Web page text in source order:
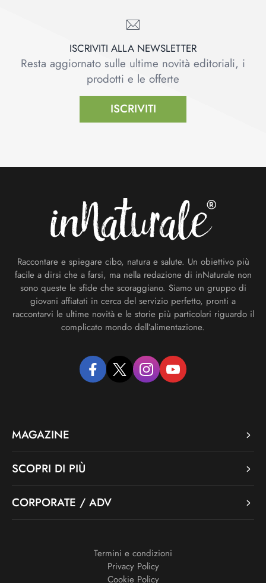
ISCRIVITI ALLA NEWSLETTER
Resta aggiornato sulle ultime novità editoriali, i
prodotti e le offerte
ISCRIVITI
Raccontare e spiegare cibo, natura e salute. Un obiettivo più
facile a dirsi che a farsi, ma nella redazione di inNaturale non
sono queste le sfide che scoraggiano. Siamo un gruppo di
giovani affiatati in cerca del servizio perfetto, pronti a
raccontarvi le ultime novità e le storie più particolari riguardo il
complicato mondo dell’alimentazione.
facebooktwitter instagramyoutube
MAGAZINE
SCOPRI DI PIÙ
CORPORATE / ADV
Termini e condizioni
Privacy Policy
Cookie Policy